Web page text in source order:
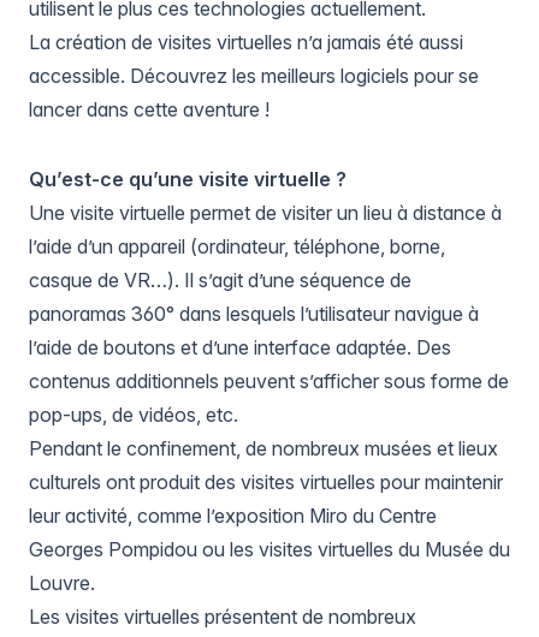
utilisent le plus ces technologies actuellement.
La création de visites virtuelles n’a jamais été aussi
accessible. Découvrez les meilleurs logiciels pour se
lancer dans cette aventure !
Qu’est-ce qu’une visite virtuelle ?
Une visite virtuelle permet de visiter un lieu à distance à
l’aide d’un appareil (ordinateur, téléphone, borne,
casque de VR…). Il s’agit d’une séquence de
panoramas 360° dans lesquels l’utilisateur navigue à
l’aide de boutons et d’une interface adaptée. Des
contenus additionnels peuvent s’afficher sous forme de
pop-ups, de vidéos, etc.
Pendant le confinement, de nombreux musées et lieux
culturels ont produit des visites virtuelles pour maintenir
leur activité, comme l’exposition Miro du Centre
Georges Pompidou ou les visites virtuelles du Musée du
Louvre.
Les visites virtuelles présentent de nombreux